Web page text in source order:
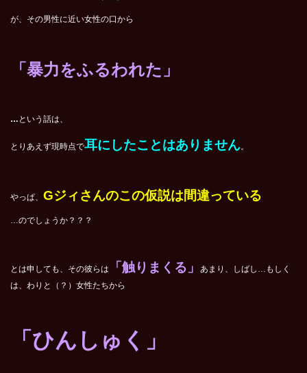
が、その男性に近い女性の口から
「暴力をふるわれた」
… という話は、
とりあえず現時点で耳にしたことはありません。
やっぱ、 Gジィさんのこの仮説は間違っている
…のでしょうか？？？
とは申しても、その彼らは 「触りまくる」
あまり、しばし…もしく
は、わりと（？）女性たちから
「ひんしゅく」